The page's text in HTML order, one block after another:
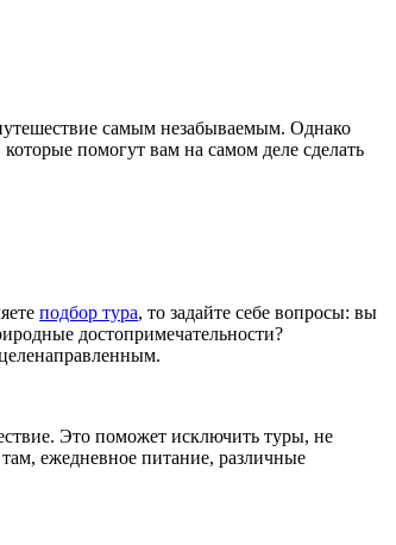
самым незабываемым. Однако
помогут вам на самом деле сделать
подбор тура, то задайте себе вопросы: вы
достопримечательности?
Это поможет исключить туры, не
ежедневное питание, различные